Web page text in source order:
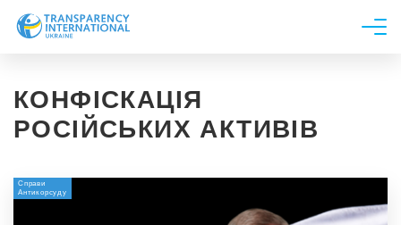
Новини
Дослідження
Долучитися
КОНФІСКАЦІЯ
РОСІЙСЬКИХ АКТИВІВ
Справи
Антикорсуду